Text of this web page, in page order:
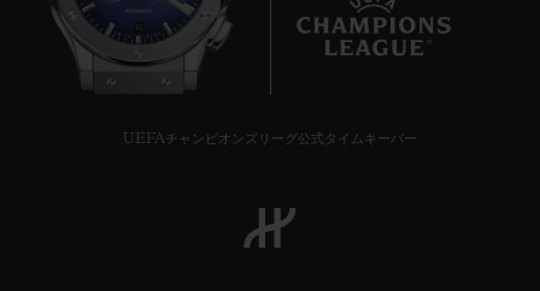
UEFAチャンピオンズリーグ公式タイムキーパー